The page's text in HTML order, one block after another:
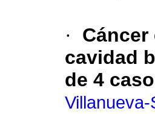
·
cavidad
de 4